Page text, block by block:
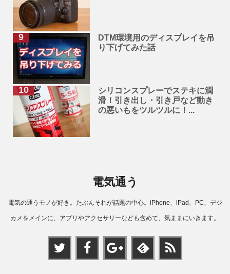
DTM環境用のディスプレイを吊
り下げてみた話
シリコンスプレーでステキに潤
滑！引き出し・引き戸など動き
の悪いもをツルツルに！...
電気通う
電気の通うモノが好き。たぶんそれが話題の中心。iPhone、iPad、PC、デジ
カメをメインに、アプリやアクセサリーなども含めて、気ままにいきます。